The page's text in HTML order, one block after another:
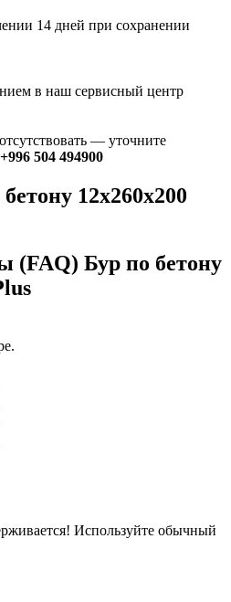
14 дней при сохранении
в наш сервисный центр
— уточните
+996 504 494900
12x260x200
(FAQ) Бур по бетону
Используйте обычный